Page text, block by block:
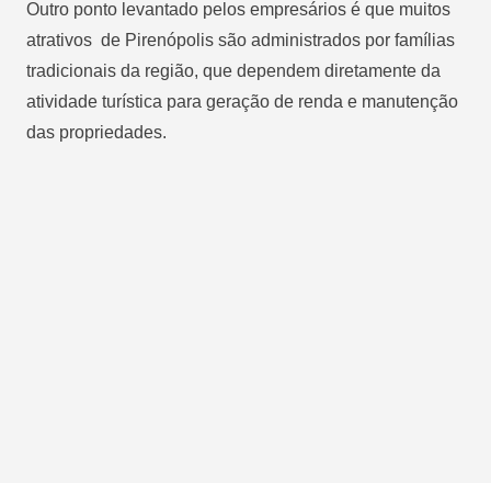
Outro ponto levantado pelos empresários é que muitos
atrativos de Pirenópolis são administrados por famílias
tradicionais da região, que dependem diretamente da
atividade turística para geração de renda e manutenção
das propriedades.